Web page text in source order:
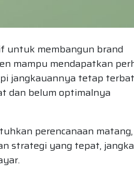
untuk membangun brand
mampu mendapatkan
jangkauannya tetap
dan belum optimalnya
perencanaan matang,
strategi yang tepat,